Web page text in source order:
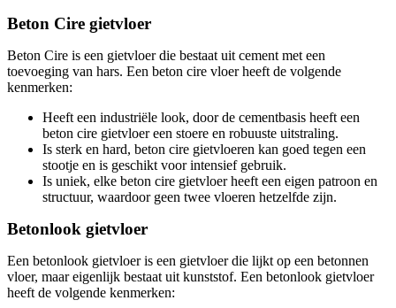
Beton Cire gietvloer
Beton Cire is een gietvloer die bestaat uit cement met een
toevoeging van hars. Een beton cire vloer heeft de volgende
kenmerken:
Heeft een industriële look, door de cementbasis heeft een
beton cire gietvloer een stoere en robuuste uitstraling.
Is sterk en hard, beton cire gietvloeren kan goed tegen een
stootje en is geschikt voor intensief gebruik.
Is uniek, elke beton cire gietvloer heeft een eigen patroon en
structuur, waardoor geen twee vloeren hetzelfde zijn.
Betonlook gietvloer
Een betonlook gietvloer is een gietvloer die lijkt op een betonnen
vloer, maar eigenlijk bestaat uit kunststof. Een betonlook gietvloer
heeft de volgende kenmerken: